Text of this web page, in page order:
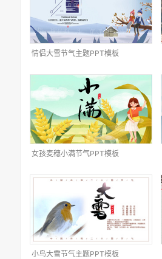
情侣大雪节气主题PPT模板
女孩麦穗小满节气PPT模板
小鸟大雪节气主题PPT模板